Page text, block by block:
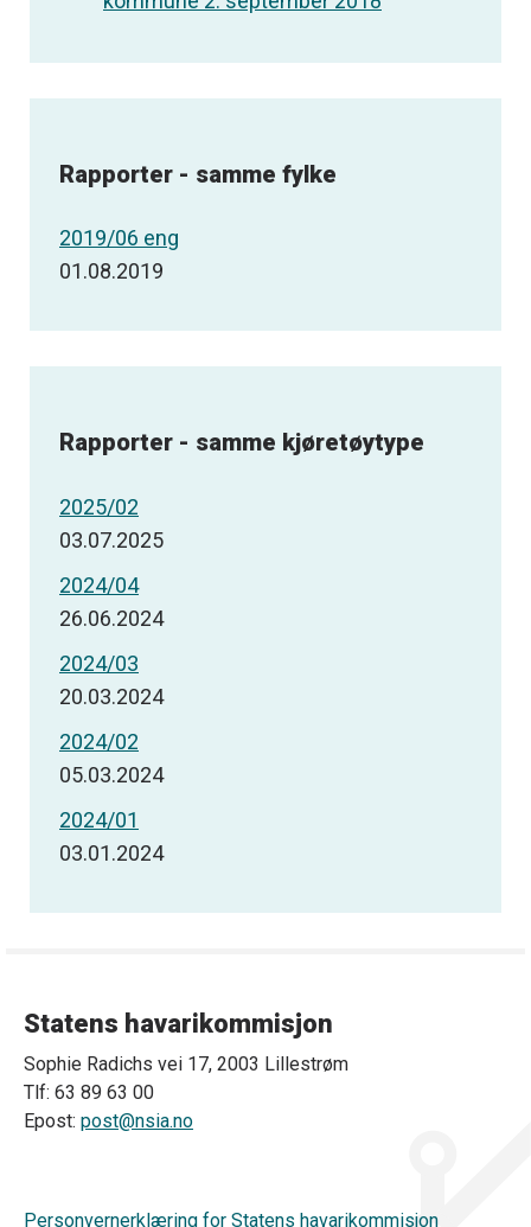
Rapporter - samme fylke
2019/06 eng
01.08.2019
Rapporter - samme kjøretøytype
2025/02
03.07.2025
2024/04
26.06.2024
2024/03
20.03.2024
2024/02
05.03.2024
2024/01
03.01.2024
Statens havarikommisjon
Sophie Radichs vei 17, 2003 Lillestrøm
Tlf: 63 89 63 00
Epost: post@nsia.no
Personvernerklæring for Statens havarikommisjon